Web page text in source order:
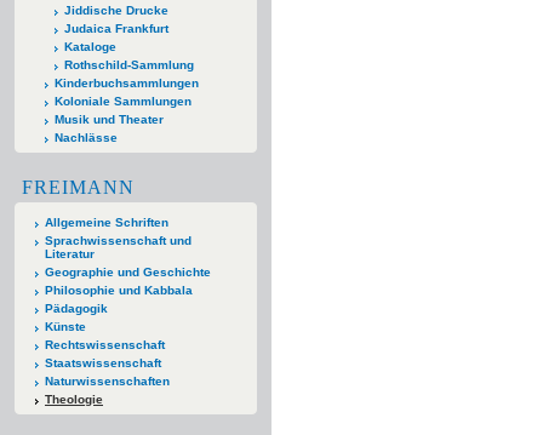
Jiddische Drucke
Judaica Frankfurt
Kataloge
Rothschild-Sammlung
Kinderbuchsammlungen
Koloniale Sammlungen
Musik und Theater
Nachlässe
FREIMANN
Allgemeine Schriften
Sprachwissenschaft und
Literatur
Geographie und Geschichte
Philosophie und Kabbala
Pädagogik
Künste
Rechtswissenschaft
Staatswissenschaft
Naturwissenschaften
Theologie